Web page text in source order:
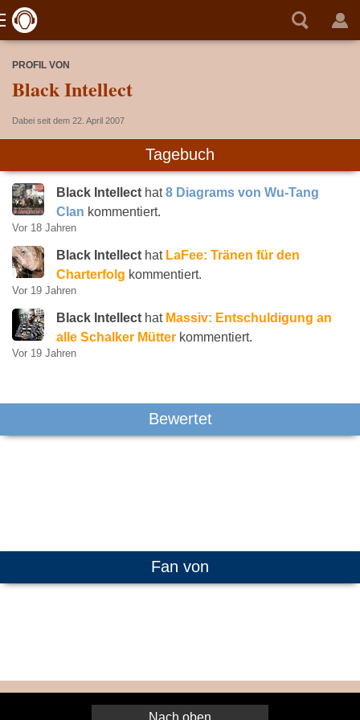
PROFIL VON
Black Intellect
Dabei seit dem 22. April 2007
Tagebuch
Black Intellect hat8 Diagrams von Wu-Tang
Clan kommentiert.
Vor 18 Jahren
Black Intellect hat LaFee: Tränen für den
Charterfolg kommentiert.
Vor 19 Jahren
Black Intellect hat Massiv: Entschuldigung an
alle Schalker Mütter kommentiert.
Vor 19 Jahren
Bewertet
Fan von
Nach oben